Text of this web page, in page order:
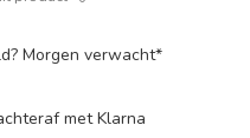
Morgen verwacht*
met Klarna